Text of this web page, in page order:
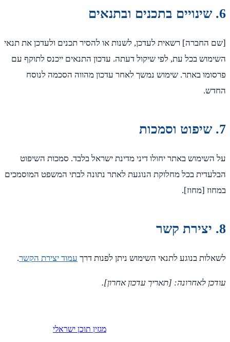
החברה] רשאית לעדכן, לשנות או להסיר תכנים ולעדכן את תנאי
בכל עת, לפי שיקול דעתה. עדכון התנאים ייכנס לתוקף עם
באתר. שימוש נמשך לאחר עדכון מהווה הסכמה לנוסח
באתר יחולו דיני מדינת ישראל בלבד. סמכות השיפוט
בכל מחלוקת הנוגעת לאתר נתונה לבתי המשפט המוסמכים
[מחוז].
בנוגע לתנאי השימוש ניתן לפנות דרךעמוד יצירת הקשר.
לאחרונה: [תאריך עדכון אחרון].
מגזין תוכן ישראלי